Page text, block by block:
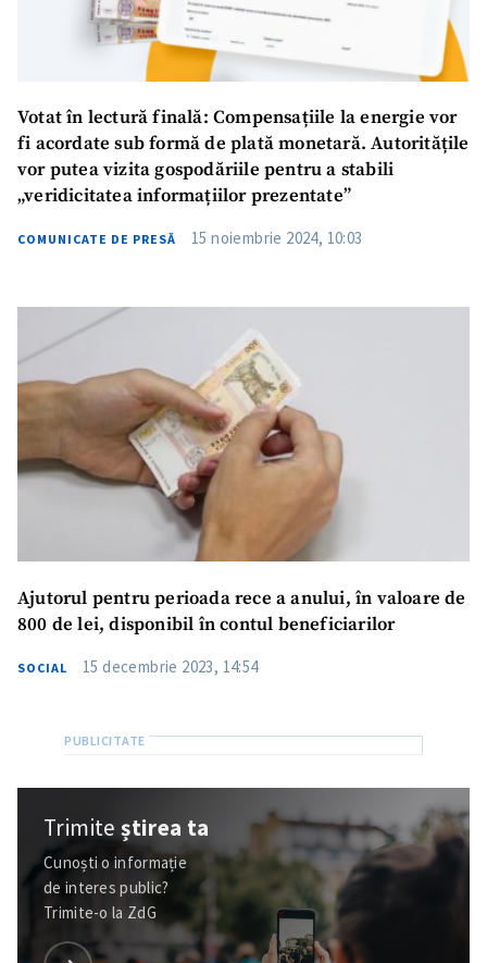
Votat în lectură finală: Compensațiile la energie vor
fi acordate sub formă de plată monetară. Autoritățile
vor putea vizita gospodăriile pentru a stabili
„veridicitatea informațiilor prezentate”
COMUNICATE DE PRESĂ 15 noiembrie 2024, 10:03
Ajutorul pentru perioada rece a anului, în valoare de
800 de lei, disponibil în contul beneficiarilor
SOCIAL 15 decembrie 2023, 14:54
Trimiteștirea ta
Cunoști o informație
de interes public?
Trimite-o la ZdG